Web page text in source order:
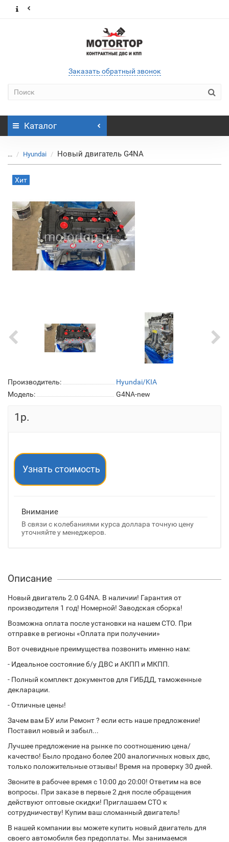
Заказать обратный звонок
Каталог
... Hyundai Новый двигатель G4NA
Хит
Производитель:
Hyundai/KIA
Модель:
G4NA-new
1р.
Узнать стоимость
Внимание
В связи с колебаниями курса доллара точную цену
уточняйте у менеджеров.
Описание
Новый двигатель 2.0 G4NA. В наличии! Гарантия от
производителя 1 год! Номерной! Заводская сборка!
Возможна оплата после установки на нашем СТО. При
отправке в регионы «Оплата при получении»
Вот очевидные преимущества позвонить именно нам:
- Идеальное состояние б/у ДВС и АКПП и МКПП.
- Полный комплект документов для ГИБДД, таможенные
декларации.
- Отличные цены!
Зачем вам БУ или Ремонт ? если есть наше предложение!
Поставил новый и забыл...
Лучшее предложение на рынке по соотношению цена/
качество! Было продано более 200 аналогичных новых двс,
только положительные отзывы! Время на проверку 30 дней.
Звоните в рабочее время с 10:00 до 20:00! Ответим на все
вопросы. При заказе в первые 2 дня после обращения
действуют оптовые скидки! Приглашаем СТО к
сотрудничеству! Купим ваш сломанный двигатель!
В нашей компании вы можете купить новый двигатель для
своего автомобиля без предоплаты. Мы занимаемся